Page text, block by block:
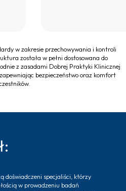
w zakresie przechowywania i kontroli
została w pełni dostosowana do
z zasadami Dobrej Praktyki Klinicznej
bezpieczeństwo oraz komfort
doświadczeni specjaliści, którzy
w prowadzeniu badań